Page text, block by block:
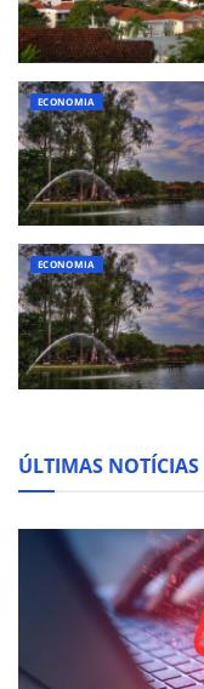
ECONOMIA
ECONOMIA
ÚLTIMAS NOTÍCIAS